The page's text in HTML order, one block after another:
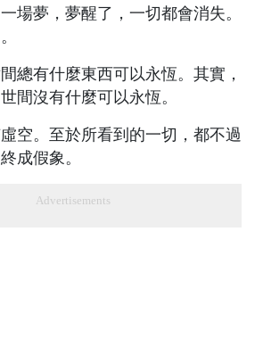
場夢，夢醒了，一切都會消失。
總有什麼東西可以永恆。其實，
間沒有什麼可以永恆。
空。至於所看到的一切，都不過
成假象。
Advertisements